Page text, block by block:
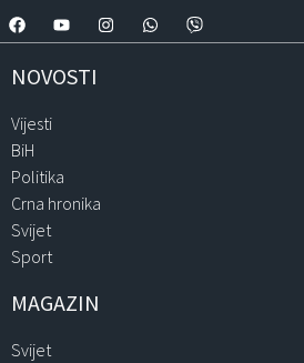
NOVOSTI
Vijesti
BiH
Politika
Crna hronika
Svijet
Sport
MAGAZIN
Svijet